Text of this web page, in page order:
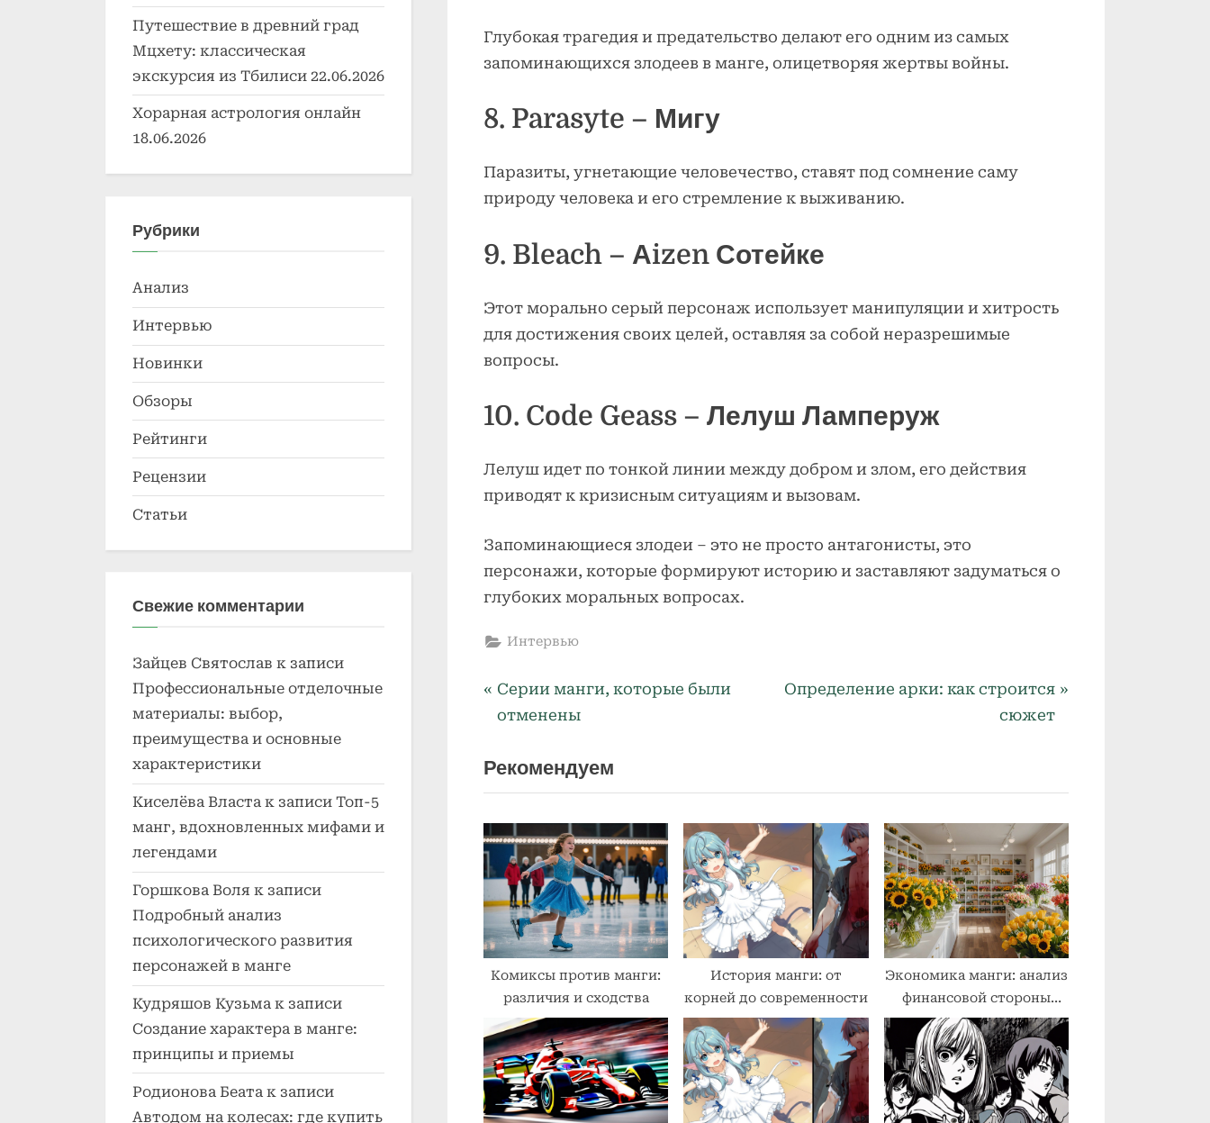
Глубокая трагедия и предательство делают его одним из самых
запоминающихся злодеев в манге, олицетворяя жертвы войны.
8. Parasyte – Мигу
Паразиты, угнетающие человечество, ставят под сомнение саму
природу человека и его стремление к выживанию.
9. Bleach – Аizen Сотейке
Этот морально серый персонаж использует манипуляции и хитрость
для достижения своих целей, оставляя за собой неразрешимые
вопросы.
10. Code Geass – Лелуш Ламперуж
Лелуш идет по тонкой линии между добром и злом, его действия
приводят к кризисным ситуациям и вызовам.
Запоминающиеся злодеи – это не просто антагонисты, это
персонажи, которые формируют историю и заставляют задуматься о
глубоких моральных вопросах.
Интервью
Навигация
записям
P
r
v
i
u
s
P
s
t
Серии манги, которые были
отменены
N
P
t
:
Определение арки: как строится
сюжет
Рекомендуем
Комиксы против манги:
различия и сходства
История манги: от
корней до современности
Экономика манги: анализ
финансовой стороны
индустрии
Путешествие в древний град
Мцхету: классическая
экскурсия из Тбилиси 22.06.2026
Хорарная астрология онлайн
18.06.2026
Рубрики
Анализ
Интервью
Новинки
Обзоры
Рейтинги
Рецензии
Статьи
Свежие комментарии
Зайцев Святослав к записи
Профессиональные отделочные
материалы: выбор,
преимущества и основные
характеристики
Киселёва Власта к записи Топ-5
манг, вдохновленных мифами и
легендами
Горшкова Воля к записи
Подробный анализ
психологического развития
персонажей в манге
Кудряшов Кузьма к записи
Создание характера в манге:
принципы и приемы
Родионова Беата к записи
Автодом на колесах: где купить